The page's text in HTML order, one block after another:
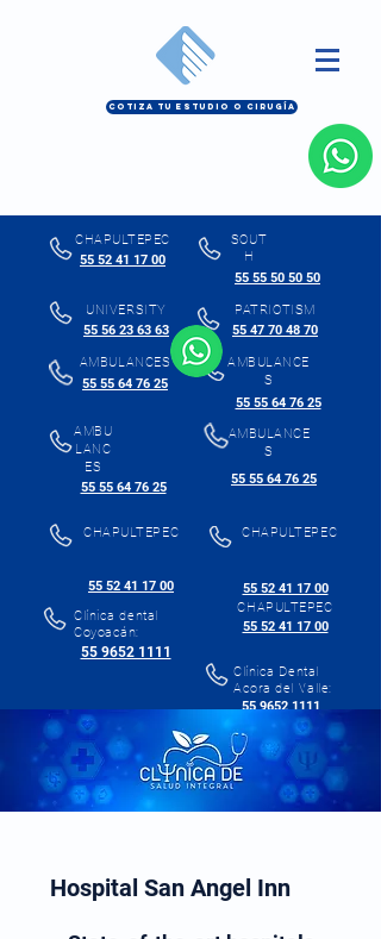
COTIZA TU ESTUDIO O CIRUGÍA
CHAPULTEPEC
55 52 41 17 00
SOUT
H
55 55 50 50 50
UNIVERSITY
55 56 23 63 63
55 47 70 48 70
PATRIOTISM
AMBULANCES
55 55 64 76 25
AMBULANCE
S
55 55 64 76 25
AMBU
LANC
ES
55 55 64 76 25
AMBULANCE
S
55 55 64 76 25
CHAPULTEPEC
55 52 41 17 00
Clínica dental
Coyoacán:
55 9652 1111
CHAPULTEPEC
55 52 41 17 00
CHAPULTEPEC
55 52 41 17 00
Clínica Dental
Acora del Valle:
55 9652 1111
Hospital San Angel Inn